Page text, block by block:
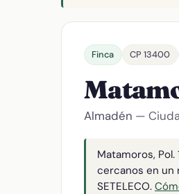
Finca CP 13400
Almadén —
Matamoros,
cercanos en un
SETELECO.